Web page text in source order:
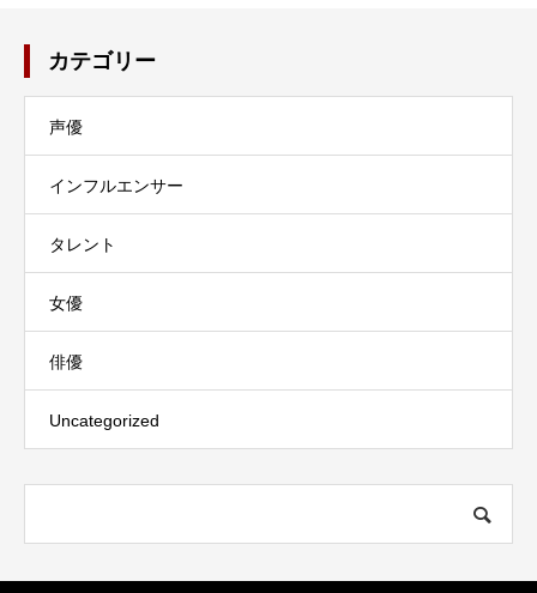
カテゴリー
声優
インフルエンサー
タレント
女優
俳優
Uncategorized